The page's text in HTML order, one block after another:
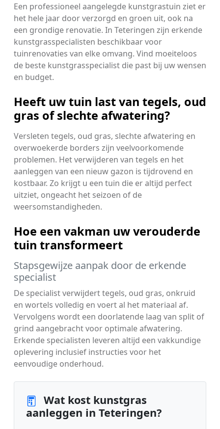
Een professioneel aangelegde kunstgrastuin ziet er
het hele jaar door verzorgd en groen uit, ook na
een grondige renovatie. In Teteringen zijn erkende
kunstgrasspecialisten beschikbaar voor
tuinrenovaties van elke omvang. Vind moeiteloos
de beste kunstgrasspecialist die past bij uw wensen
en budget.
Heeft uw tuin last van tegels, oud
gras of slechte afwatering?
Versleten tegels, oud gras, slechte afwatering en
overwoekerde borders zijn veelvoorkomende
problemen. Het verwijderen van tegels en het
aanleggen van een nieuw gazon is tijdrovend en
kostbaar. Zo krijgt u een tuin die er altijd perfect
uitziet, ongeacht het seizoen of de
weersomstandigheden.
Hoe een vakman uw verouderde
tuin transformeert
Stapsgewijze aanpak door de erkende
specialist
De specialist verwijdert tegels, oud gras, onkruid
en wortels volledig en voert al het materiaal af.
Vervolgens wordt een doorlatende laag van split of
grind aangebracht voor optimale afwatering.
Erkende specialisten leveren altijd een vakkundige
oplevering inclusief instructies voor het
eenvoudige onderhoud.
Wat kost kunstgras
aanleggen in Teteringen?